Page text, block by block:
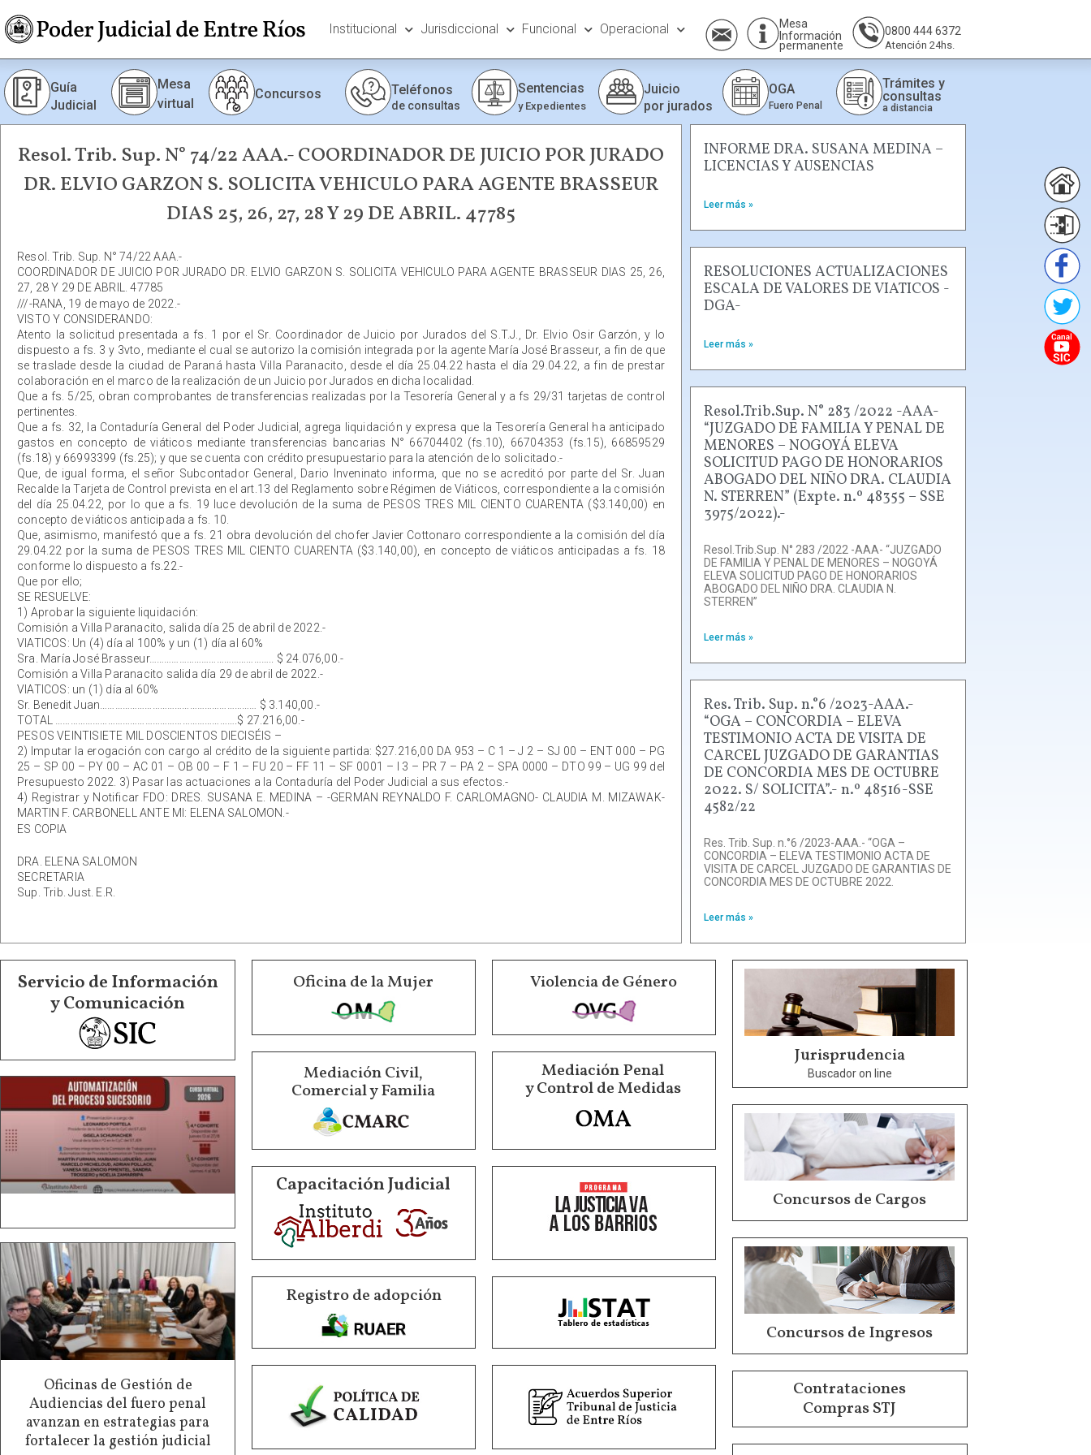
Institucional Jurisdiccional Funcional Operacional
Mesa
Información
permanente
0800 444 6372
Atención 24hs.
Guía
Judicial
Mesa
virtual
Concursos Teléfonos
de consultas
Sentencias
y Expedientes
Juicio
por jurados
OGA
Fuero Penal
Trámites y
consultas
a distancia
Resol. Trib. Sup. N° 74/22 AAA.- COORDINADOR DE JUICIO POR JURADO
DR. ELVIO GARZON S. SOLICITA VEHICULO PARA AGENTE BRASSEUR
DIAS 25, 26, 27, 28 Y 29 DE ABRIL. 47785
Resol. Trib. Sup. N° 74/22 AAA.-
COORDINADOR DE JUICIO POR JURADO DR. ELVIO GARZON S. SOLICITA VEHICULO PARA AGENTE BRASSEUR DIAS 25, 26,
27, 28 Y 29 DE ABRIL. 47785
///-RANA, 19 de mayo de 2022.-
VISTO Y CONSIDERANDO:
Atento la solicitud presentada a fs. 1 por el Sr. Coordinador de Juicio por Jurados del S.T.J., Dr. Elvio Osir Garzón, y lo
dispuesto a fs. 3 y 3vto, mediante el cual se autorizo la comisión integrada por la agente María José Brasseur, a fin de que
se traslade desde la ciudad de Paraná hasta Villa Paranacito, desde el día 25.04.22 hasta el día 29.04.22, a fin de prestar
colaboración en el marco de la realización de un Juicio por Jurados en dicha localidad.
Que a fs. 5/25, obran comprobantes de transferencias realizadas por la Tesorería General y a fs 29/31 tarjetas de control
pertinentes.
Que a fs. 32, la Contaduría General del Poder Judicial, agrega liquidación y expresa que la Tesorería General ha anticipado
gastos en concepto de viáticos mediante transferencias bancarias N° 66704402 (fs.10), 66704353 (fs.15), 66859529
(fs.18) y 66993399 (fs.25); y que se cuenta con crédito presupuestario para la atención de lo solicitado.-
Que, de igual forma, el señor Subcontador General, Dario Inveninato informa, que no se acreditó por parte del Sr. Juan
Recalde la Tarjeta de Control prevista en el art.13 del Reglamento sobre Régimen de Viáticos, correspondiente a la comisión
del día 25.04.22, por lo que a fs. 19 luce devolución de la suma de PESOS TRES MIL CIENTO CUARENTA ($3.140,00) en
concepto de viáticos anticipada a fs. 10.
Que, asimismo, manifestó que a fs. 21 obra devolución del chofer Javier Cottonaro correspondiente a la comisión del día
29.04.22 por la suma de PESOS TRES MIL CIENTO CUARENTA ($3.140,00), en concepto de viáticos anticipadas a fs. 18
conforme lo dispuesto a fs.22.-
Que por ello;
SE RESUELVE:
1) Aprobar la siguiente liquidación:
Comisión a Villa Paranacito, salida día 25 de abril de 2022.-
VIATICOS: Un (4) día al 100% y un (1) día al 60%
Sra. María José Brasseur………………………………………….. $ 24.076,00.-
Comisión a Villa Paranacito salida día 29 de abril de 2022.-
VIATICOS: un (1) día al 60%
Sr. Benedit Juan……………………………………………………… $ 3.140,00.-
TOTAL ……………………………………………………………….$ 27.216,00.-
PESOS VEINTISIETE MIL DOSCIENTOS DIECISÉIS –
2) Imputar la erogación con cargo al crédito de la siguiente partida: $27.216,00 DA 953 – C 1 – J 2 – SJ 00 – ENT 000 – PG
25 – SP 00 – PY 00 – AC 01 – OB 00 – F 1 – FU 20 – FF 11 – SF 0001 – I 3 – PR 7 – PA 2 – SPA 0000 – DTO 99 – UG 99 del
Presupuesto 2022. 3) Pasar las actuaciones a la Contaduría del Poder Judicial a sus efectos.-
4) Registrar y Notificar FDO: DRES. SUSANA E. MEDINA – -GERMAN REYNALDO F. CARLOMAGNO- CLAUDIA M. MIZAWAK-
MARTIN F. CARBONELL ANTE MI: ELENA SALOMON.-
ES COPIA
DRA. ELENA SALOMON
SECRETARIA
Sup. Trib. Just. E.R.
INFORME DRA. SUSANA MEDINA –
LICENCIAS Y AUSENCIAS
Leer más »
RESOLUCIONES ACTUALIZACIONES
ESCALA DE VALORES DE VIATICOS -
DGA-
Leer más »
Resol.Trib.Sup. N° 283 /2022 -AAA-
“JUZGADO DE FAMILIA Y PENAL DE
MENORES – NOGOYÁ ELEVA
SOLICITUD PAGO DE HONORARIOS
ABOGADO DEL NIÑO DRA. CLAUDIA
N. STERREN” (Expte. n.º 48355 – SSE
3975/2022).-
Resol.Trib.Sup. N° 283 /2022 -AAA- “JUZGADO
DE FAMILIA Y PENAL DE MENORES – NOGOYÁ
ELEVA SOLICITUD PAGO DE HONORARIOS
ABOGADO DEL NIÑO DRA. CLAUDIA N.
STERREN”
Leer más »
Res. Trib. Sup. n.°6 /2023-AAA.-
“OGA – CONCORDIA – ELEVA
TESTIMONIO ACTA DE VISITA DE
CARCEL JUZGADO DE GARANTIAS
DE CONCORDIA MES DE OCTUBRE
2022. S/ SOLICITA”.- n.º 48516-SSE
4582/22
Res. Trib. Sup. n.°6 /2023-AAA.- “OGA –
CONCORDIA – ELEVA TESTIMONIO ACTA DE
VISITA DE CARCEL JUZGADO DE GARANTIAS DE
CONCORDIA MES DE OCTUBRE 2022.
Leer más »
Servicio de Información
y Comunicación
Oficinas de Gestión de
Audiencias del fuero penal
avanzan en estrategias para
fortalecer la gestión judicial
Oficina de la Mujer Violencia de Género
Mediación Civil,
Comercial y Familia
Mediación Penal
y Control de Medidas
Capacitación Judicial
Registro de adopción
Jurisprudencia
Buscador on line
Concursos de Cargos
Concursos de Ingresos
Contrataciones
Compras STJ